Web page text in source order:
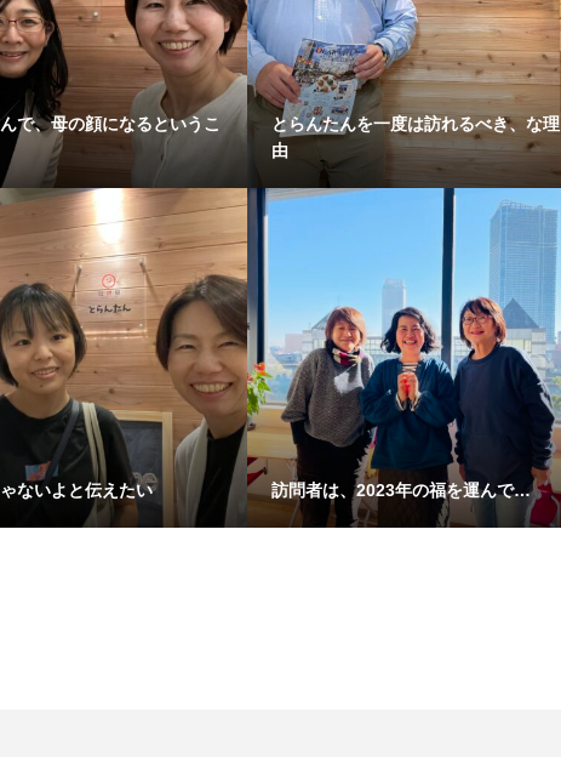
で、母の顔になるというこ
とらんたんを一度は訪れるべき、な理
由
ないよと伝えたい 訪問者は、2023年の福を運んで…